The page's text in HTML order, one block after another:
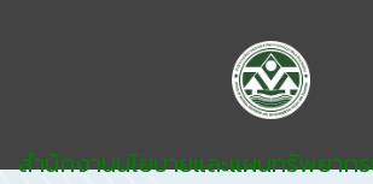
สำนักงานนโยบายและแผนทรัพยาก